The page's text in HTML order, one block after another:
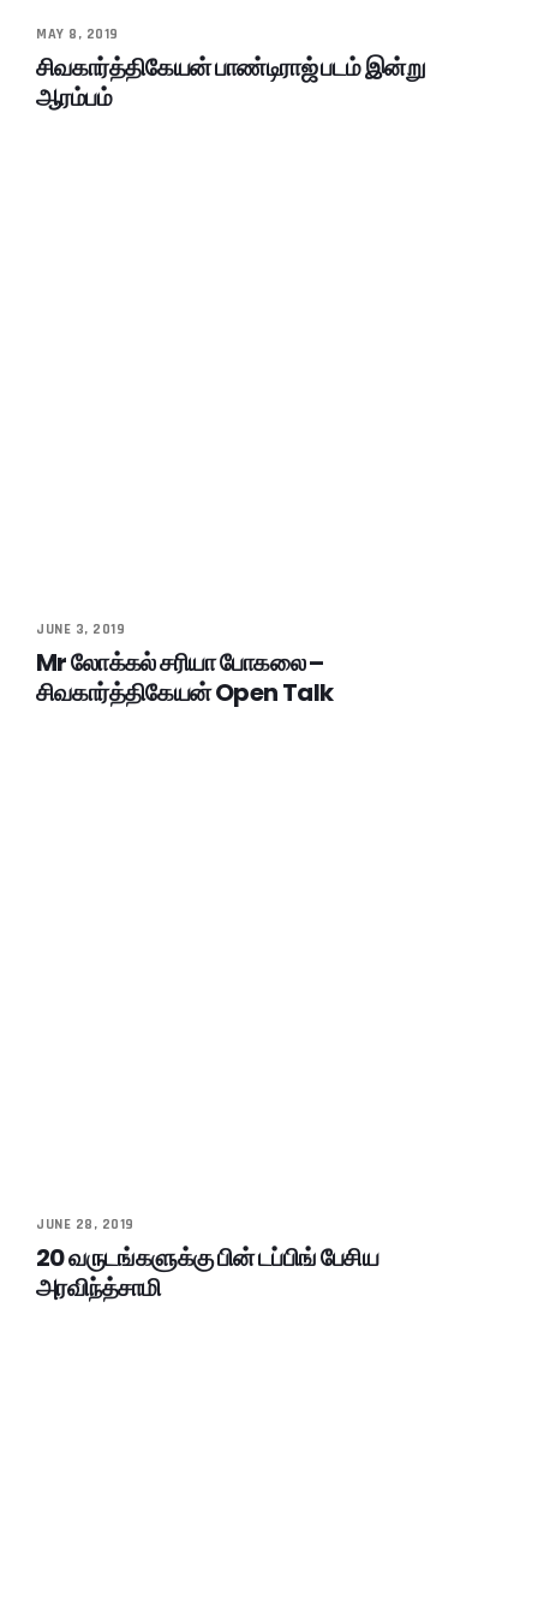
MAY 8, 2019
சிவகார்த்திகேயன் பாண்டிராஜ் படம் இன்று
ஆரம்பம்
JUNE 3, 2019
Mr லோக்கல் சரியா போகலை –
சிவகார்த்திகேயன் Open Talk
JUNE 28, 2019
20 வருடங்களுக்கு பின் டப்பிங் பேசிய
அரவிந்த்சாமி